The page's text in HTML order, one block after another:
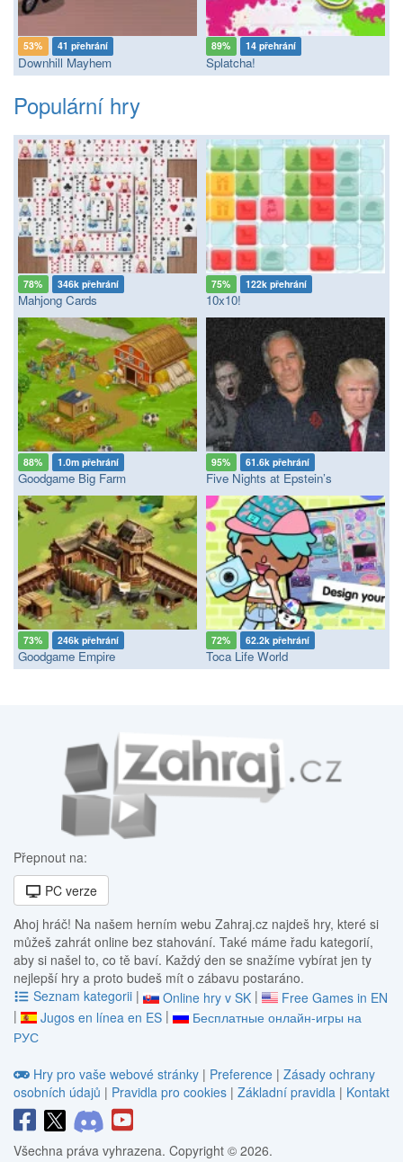
53% 41 přehrání
Downhill Mayhem
89% 14 přehrání
Splatcha!
Populární hry
78% 346k přehrání
Mahjong Cards
75% 122k přehrání
10x10!
88% 1.0m přehrání
Goodgame Big Farm
95% 61.6k přehrání
Five Nights at Epstein’s
73% 246k přehrání
Goodgame Empire
72% 62.2k přehrání
Toca Life World
Přepnout na:
PC verze
Ahoj hráč! Na našem herním webu Zahraj.cz najdeš hry, které si
můžeš zahrát online bez stahování. Také máme řadu kategorií,
aby si našel to, co tě baví. Každý den se snažíme vybírat jen ty
nejlepší hry a proto budeš mít o zábavu postaráno.
Seznam kategorii | Online hry v SK |
Free Games in EN
|
Jugos en línea en ES |
Бесплатные онлайн-игры на
РУС
Hry pro vaše webové stránky | Preference | Zásady ochrany
osobních údajů | Pravidla pro cookies | Základní pravidla | Kontakt
Všechna práva vyhrazena. Copyright © 2026.